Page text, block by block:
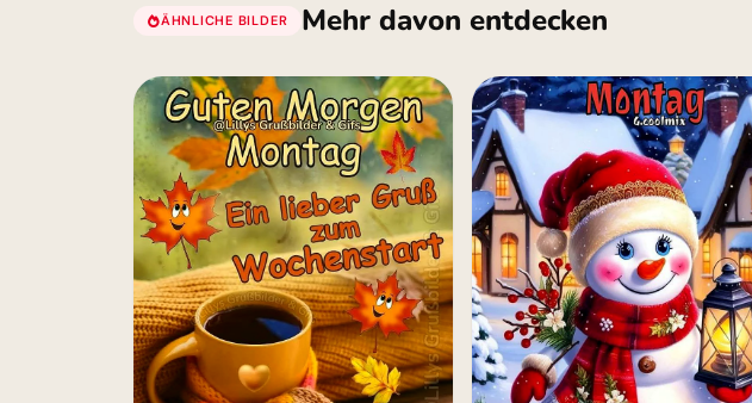
ÄHNLICHE BILDER Mehr davon entdecken